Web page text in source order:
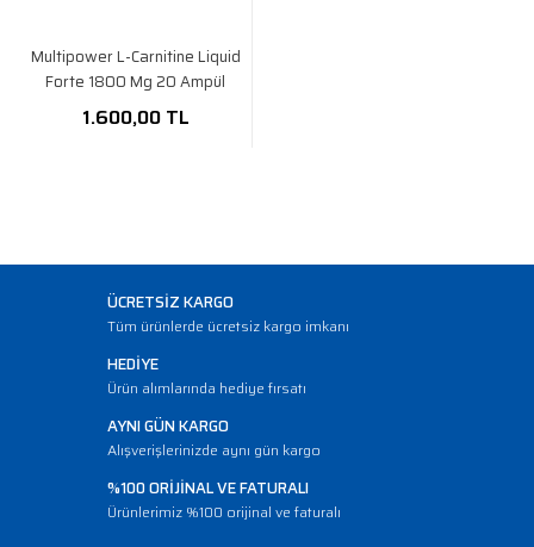
Multipower L-Carnitine Liquid
Forte 1800 Mg 20 Ampül
1.600,00 TL
ÜCRETSİZ KARGO
Tüm ürünlerde ücretsiz kargo imkanı
HEDİYE
Ürün alımlarında hediye fırsatı
AYNI GÜN KARGO
Alışverişlerinizde aynı gün kargo
%100 ORİJİNAL VE FATURALI
Ürünlerimiz %100 orijinal ve faturalı